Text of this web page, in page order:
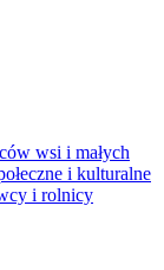
wsi i małych
i kulturalne
i rolnicy